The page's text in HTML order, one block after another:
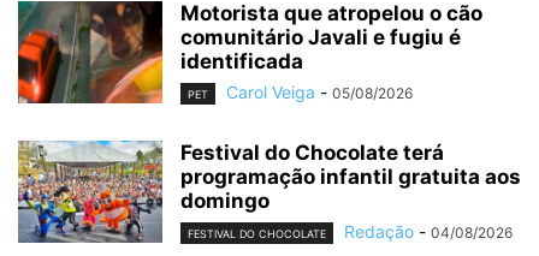
Motorista que atropelou o cão
comunitário Javali e fugiu é
identificada
PET Carol Veiga - 05/08/2026
Festival do Chocolate terá
programação infantil gratuita aos
domingo
FESTIVAL DO CHOCOLATE Redação - 04/08/2026